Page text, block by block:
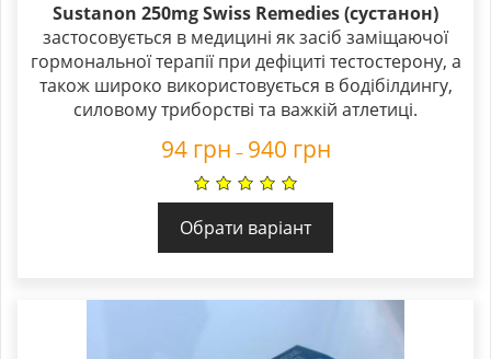
Sustanon 250mg Swiss Remedies (сустанон)
застосовується в медицині як засіб заміщаючої
гормональної терапії при дефіциті тестостерону, а
також широко використовується в бодібілдингу,
силовому триборстві та важкій атлетиці.
94 грн – 940 грн
Обрати варіант